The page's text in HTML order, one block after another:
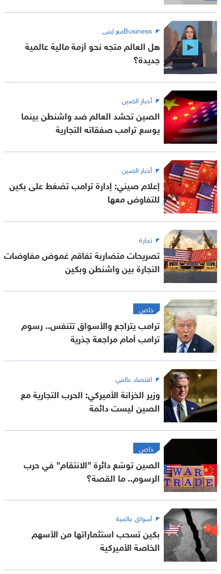
Businessمع لبنى
هل العالم متجه نحو أزمة مالية عالمية
جديدة؟
أخبار الصين
الصين تحشد العالم ضد واشنطن بينما
يوسع ترامب صفقاته التجارية
أخبار الصين
إعلام صيني: إدارة ترامب تضغط على بكين
للتفاوض معها
تجارة
تصريحات متضاربة تفاقم غموض مفاوضات
التجارة بين واشنطن وبكين
خاص
ترامب يتراجع والأسواق تتنفس.. رسوم
ترامب أمام مراجعة جذرية
اقتصاد عالمي
وزير الخزانة الأميركي: الحرب التجارية مع
الصين ليست دائمة
خاص
الصين توسّع دائرة "الانتقام" في حرب
الرسوم.. ما القصة؟
أسواق عالمية
بكين تسحب استثماراتها من الأسهم
الخاصة الأميركية